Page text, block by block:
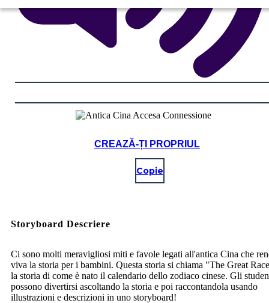
CREAZĂ-ȚI PROPRIUL
Copie
Storyboard Descriere
Ci sono molti meravigliosi miti e favole legati all'antica Cina che
viva la storia per i bambini. Questa storia si chiama "The Great
la storia di come è nato il calendario dello zodiaco cinese. Gli
possono divertirsi ascoltando la storia e poi raccontandola usando
illustrazioni e descrizioni in uno storyboard!